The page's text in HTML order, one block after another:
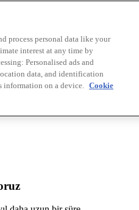
process personal data like your
interest at any time by
Personalised ads and
data, and identification
information on a device. Cookie